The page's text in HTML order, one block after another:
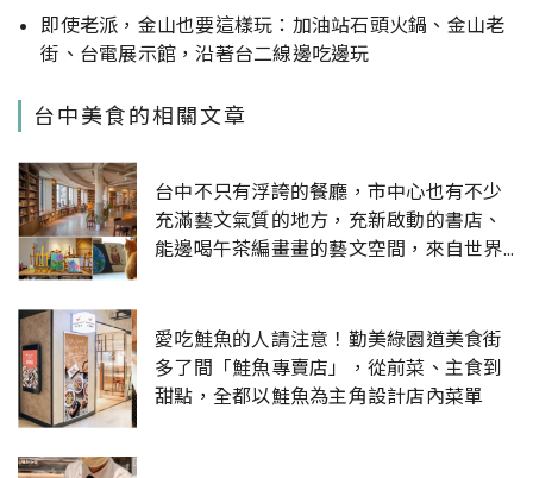
即使老派，金山也要這樣玩：加油站石頭火鍋、金山老
街、台電展示館，沿著台二線邊吃邊玩
台中美食的相關文章
台中不只有浮誇的餐廳，市中心也有不少
充滿藝文氣質的地方，充新啟動的書店、
能邊喝午茶編畫畫的藝文空間，來自世界
愛吃鮭魚的人請注意！勤美綠園道美食街
多了間「鮭魚專賣店」，從前菜、主食到
甜點，全都以鮭魚為主角設計店內菜單